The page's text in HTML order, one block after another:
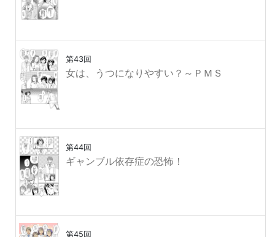
第43回
女は、うつになりやすい？～ＰＭＳ
第44回
ギャンブル依存症の恐怖！
第45回